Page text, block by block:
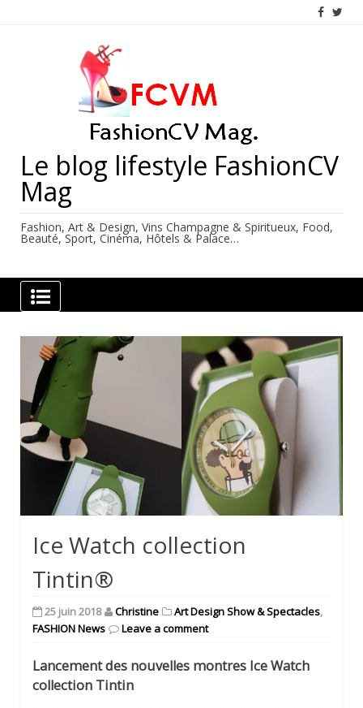
Le blog lifestyle FashionCV
Mag
Fashion, Art & Design, Vins Champagne & Spiritueux, Food,
Beauté, Sport, Cinéma, Hôtels & Palace…
Ice Watch collection
Tintin®
25 juin 2018 Christine Art Design Show & Spectacles,
FASHION News
Leave a comment
Lancement des nouvelles montres Ice Watch
collection Tintin